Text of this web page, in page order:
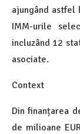
ajungând astfel
IMM-urile
incluzând 12
asociate.
Context
Din finanțarea
de milioane